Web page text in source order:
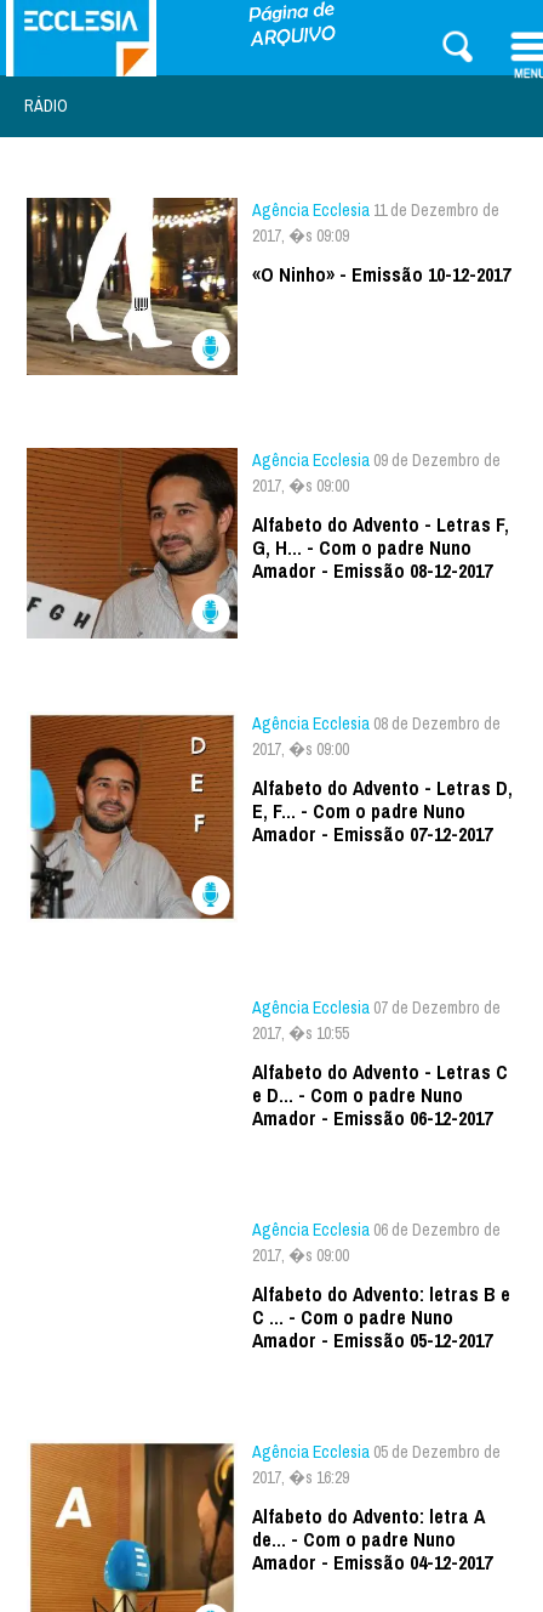
RÁDIO
Agência Ecclesia 11 de Dezembro de
2017, �s 09:09
«O Ninho» - Emissão 10-12-2017
Agência Ecclesia 09 de Dezembro de
2017, �s 09:00
Alfabeto do Advento - Letras F,
G, H... - Com o padre Nuno
Amador - Emissão 08-12-2017
Agência Ecclesia 08 de Dezembro de
2017, �s 09:00
Alfabeto do Advento - Letras D,
E, F... - Com o padre Nuno
Amador - Emissão 07-12-2017
Agência Ecclesia 07 de Dezembro de
2017, �s 10:55
Alfabeto do Advento - Letras C
e D... - Com o padre Nuno
Amador - Emissão 06-12-2017
Agência Ecclesia 06 de Dezembro de
2017, �s 09:00
Alfabeto do Advento: letras B e
C ... - Com o padre Nuno
Amador - Emissão 05-12-2017
Agência Ecclesia 05 de Dezembro de
2017, �s 16:29
Alfabeto do Advento: letra A
de... - Com o padre Nuno
Amador - Emissão 04-12-2017